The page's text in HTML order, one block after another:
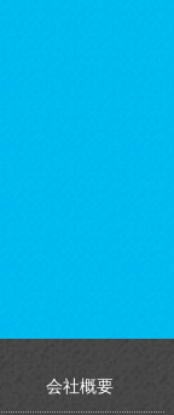
会社概要